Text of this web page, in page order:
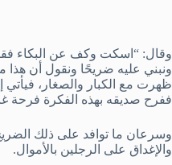
وقال: “اسكت وكف عن البكاء فقد
ونبني عليه ضريحًا ونقول أن هذا
ظهرت مع الكبار والصغار، فيأتي
ففرح صديقه بهذه الفكرة فرحة
وسرعان ما توافد على ذلك الضريح
والإغداق على الرجلين بالأموال.